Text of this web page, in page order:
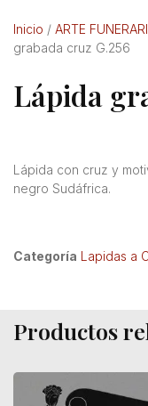
Inicio / ARTE
grabada cruz G.256
Lápida
Lápida con cruz y
negro Sudáfrica.
Categoría Lapidas a
Productos